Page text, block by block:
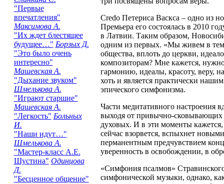
"Первые
впечатления"
Максимова А.
"Их ждет блестящее
будущее…" Борзых Д.
"Это было очень
интересно"
Машевская А.
"Дыхание звуком"
Шмелькова А.
"Играют старшие"
Машевская А.
"Легкость" Больных
И.
"Наши идут…"
Шмелькова А.
"Мастер-класс А.Е.
Шустина" Одинцова
Д.
"Бесценное общение"
Credo Петериса Васкса – одно из
Премьера его состоялась в 2010
в Латвии. Таким образом,
одним из первых. «Мы живем в
общества, вплоть до церкви,
композиторам? Мне кажется,
гармонию, идеалы, красоту, веру,
хоть и является практически
эпического симфонизма.
Части медитативного настроения
выходя от привычно-сковывающих
духовых. И в эти моменты
сейчас взорвется, вспыхнет
перманентным предчувствием
уверенность в освобождении, в
«Симфония псалмов»
симфонической музыки, однако,